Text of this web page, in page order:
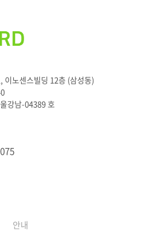
이노센스빌딩 12층 (삼성동)
강남-04389 호
안내